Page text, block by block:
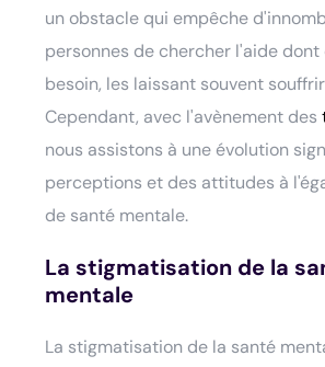
un obstacle qui empêche
personnes de chercher l'aide dont
besoin, les laissant souvent
Cependant, avec l'avènement des
nous assistons à une évolution
perceptions et des attitudes à
de santé mentale.
La stigmatisation de la
mentale
La stigmatisation de la santé